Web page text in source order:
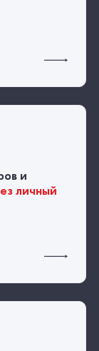
и
личный